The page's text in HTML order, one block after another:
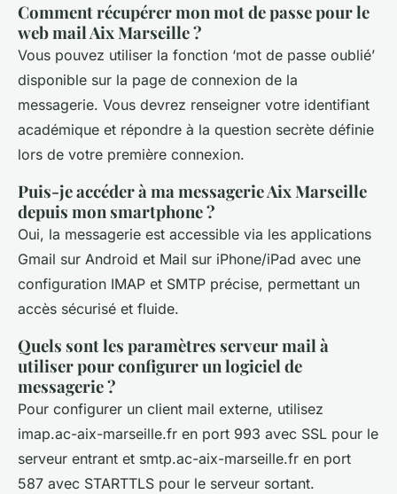
Comment récupérer mon mot de passe pour le
web mail Aix Marseille ?
Vous pouvez utiliser la fonction ‘mot de passe oublié’
disponible sur la page de connexion de la
messagerie. Vous devrez renseigner votre identifiant
académique et répondre à la question secrète définie
lors de votre première connexion.
Puis-je accéder à ma messagerie Aix Marseille
depuis mon smartphone ?
Oui, la messagerie est accessible via les applications
Gmail sur Android et Mail sur iPhone/iPad avec une
configuration IMAP et SMTP précise, permettant un
accès sécurisé et fluide.
Quels sont les paramètres serveur mail à
utiliser pour configurer un logiciel de
messagerie ?
Pour configurer un client mail externe, utilisez
imap.ac-aix-marseille.fr en port 993 avec SSL pour le
serveur entrant et smtp.ac-aix-marseille.fr en port
587 avec STARTTLS pour le serveur sortant.